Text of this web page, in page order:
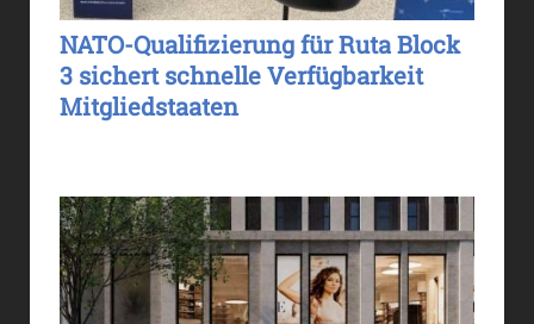
NATO-Qualifizierung für Ruta Block
3 sichert schnelle Verfügbarkeit
Mitgliedstaaten